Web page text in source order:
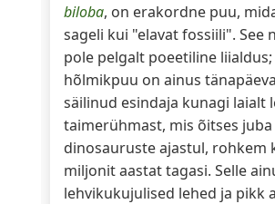
biloba, on erakordne puu,
sageli kui "elavat fossiili". See
pole pelgalt poeetiline liialdus;
hõlmikpuu on ainus
säilinud esindaja kunagi laialt
taimerühmast, mis õitses juba
dinosauruste ajastul, rohkem
miljonit aastat tagasi. Selle
lehvikukujulised lehed ja pikk